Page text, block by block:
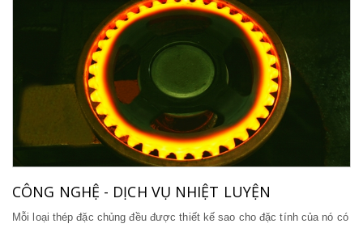
CÔNG NGHỆ - DỊCH VỤ NHIỆT LUYỆN
Mỗi loại thép đặc chủng đều được thiết kế sao cho đặc tính của nó có